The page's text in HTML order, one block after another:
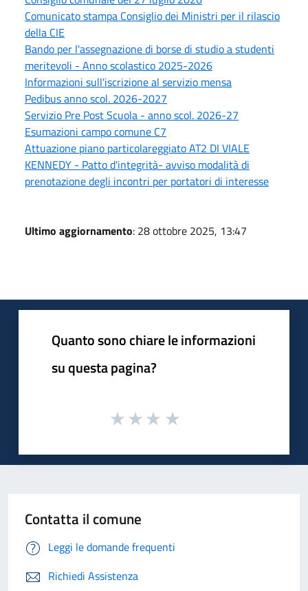
Comunicato stampa Consiglio dei Ministri per il rilascio
della CIE
Bando per l'assegnazione di borse di studio a studenti
meritevoli - Anno scolastico 2025-2026
Informazioni sull'iscrizione al servizio mensa
Pedibus anno scol. 2026-2027
Servizio Pre Post Scuola - anno scol. 2026-27
Esumazioni campo comune C7
Attuazione piano particolareggiato AT2 DI VIALE
KENNEDY - Patto d'integrità- avviso modalità di
prenotazione degli incontri per portatori di interesse
Ultimo aggiornamento: 28 ottobre 2025, 13:47
Quanto sono chiare le informazioni
su questa pagina?
Contatta il comune
Leggi le domande frequenti
Richiedi Assistenza